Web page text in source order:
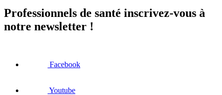
Professionnels de santé inscrivez-vous à
notre newsletter !
Facebook
Youtube